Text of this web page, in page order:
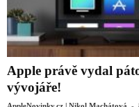
Apple právě vydal
vývojáře!